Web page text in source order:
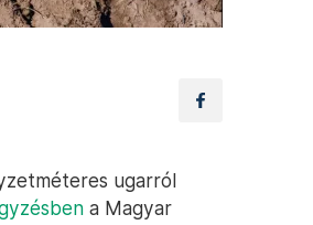
ugarról
a Magyar